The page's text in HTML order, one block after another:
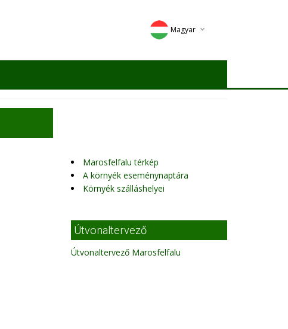
Magyar
Deutsch
Marosfelfalu térkép
A környék eseménynaptára
Környék szálláshelyei
Útvonaltervező
Útvonaltervező Marosfelfalu